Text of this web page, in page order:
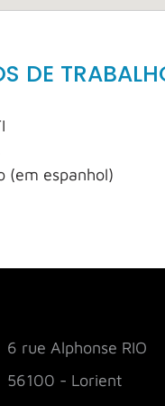
DE
(em espanhol)
6 rue Alphonse RIO
56100 - Lorient